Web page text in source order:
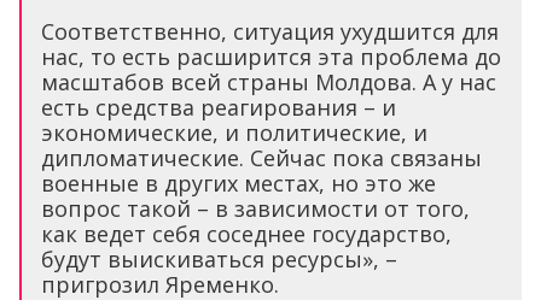
Соответственно, ситуация ухудшится для
нас, то есть расширится эта проблема до
масштабов всей страны Молдова. А у нас
есть средства реагирования – и
экономические, и политические, и
дипломатические. Сейчас пока связаны
военные в других местах, но это же
вопрос такой – в зависимости от того,
как ведет себя соседнее государство,
будут выискиваться ресурсы», –
пригрозил Яременко.